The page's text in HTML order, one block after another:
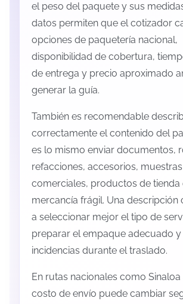
el peso del paquete y sus
datos permiten que el cotizador
opciones de paquetería nacional,
disponibilidad de cobertura,
de entrega y precio aproximado
generar la guía.
También es recomendable
correctamente el contenido del
es lo mismo enviar documentos,
refacciones, accesorios, muestras
comerciales, productos de tienda
mercancía frágil. Una descripción
a seleccionar mejor el tipo de
preparar el empaque adecuado
incidencias durante el traslado.
En rutas nacionales como Sinaloa
costo de envío puede cambiar